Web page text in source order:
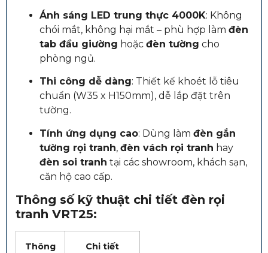
Ánh sáng LED trung thực 4000K: Không
chói mắt, không hại mắt – phù hợp làm đèn
tab đầu giường hoặc đèn tường cho
phòng ngủ.
Thi công dễ dàng: Thiết kế khoét lỗ tiêu
chuẩn (W35 x H150mm), dễ lắp đặt trên
tường.
Tính ứng dụng cao: Dùng làm đèn gắn
tường rọi tranh, đèn vách rọi tranh hay
đèn soi tranh tại các showroom, khách sạn,
căn hộ cao cấp.
Thông số kỹ thuật chi tiết đèn rọi
tranh VRT25:
Thông
Chi tiết